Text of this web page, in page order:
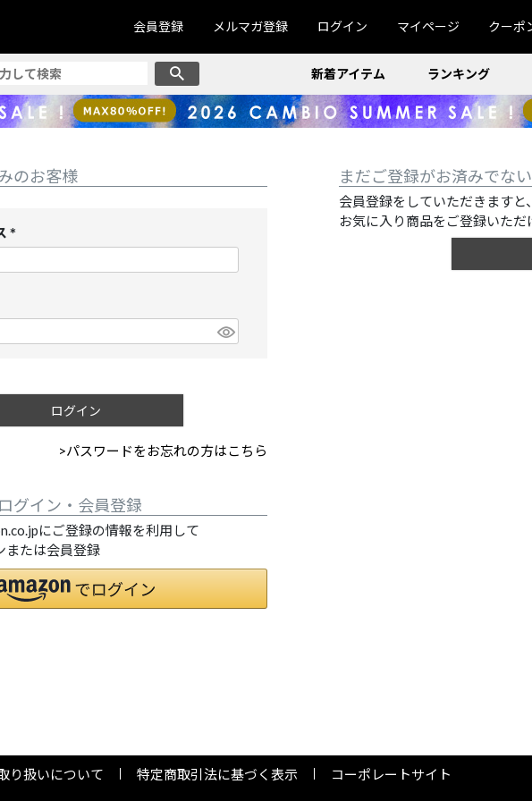
会員登録 メルマガ登録 ログイン マイページ クーポ
新着アイテム ランキング
のお客様
必
ログイン
>パスワードをお忘れの方はこちら
グイン・会員登録
にご登録の情報を利用して
または会員登録
まだご登録がお済みでな
会員登録をしていただきますと
お気に入り商品をご登録いただ
り扱いについて 特定商取引法に基づく表示 コーポレートサイト